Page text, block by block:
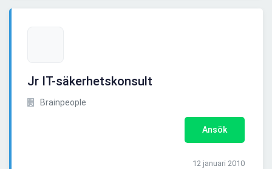
Jr IT-säkerhetskonsult
Brainpeople
Ansök
12 januari 2010